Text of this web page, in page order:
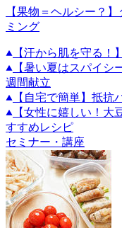
【果物＝ヘルシー？
ミング
【汗から肌を守る！
【暑い夏はスパイシ
週間献立
【自宅で簡単】抵抗
【女性に嬉しい！
すすめレシピ
セミナー・講座